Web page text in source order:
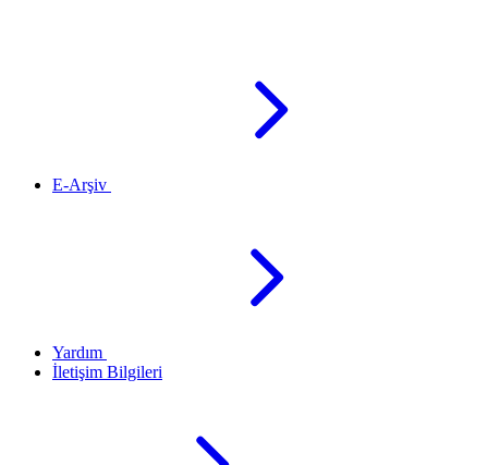
E-Arşiv
Yardım
İletişim Bilgileri